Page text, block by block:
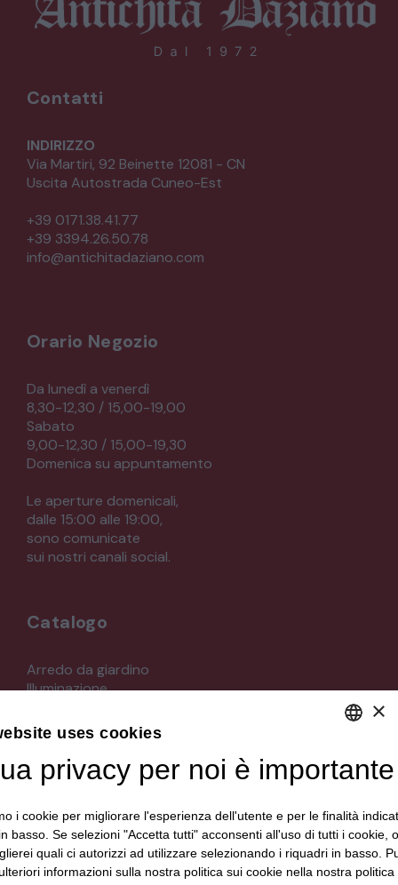
Contatti
INDIRIZZO
Via Martiri, 92 Beinette 12081 - CN
Uscita Autostrada Cuneo-Est
+39 0171.38.41.77
+39 3394.26.50.78
info@antichitadaziano.com
Orario Negozio
Da lunedì a venerdì
8,30-12,30 / 15,00-19,00
Sabato
9,00-12,30 / 15,00-19,30
Domenica su appuntamento
Le aperture domenicali,
dalle 15:00 alle 19:00,
sono comunicate
sui nostri canali social.
Catalogo
Arredo da giardino
Illuminazione
Mobili
Oggettistica
Orologeria
Quadri stampe
Strumenti musicali e accessori
Tappeti e tessuti
Veicoli d'epoca
DEFAULT LANGUAGE
ITALIAN
×
uses cookies
privacy per noi è importante
i cookie per migliorare l'esperienza dell'utente e per le finalità
basso. Se selezioni "Accetta tutti" acconsenti all'uso di tutti i cookie,
quali ci autorizzi ad utilizzare selezionando i riquadri in basso.
informazioni sulla nostra politica sui cookie nella nostra politica